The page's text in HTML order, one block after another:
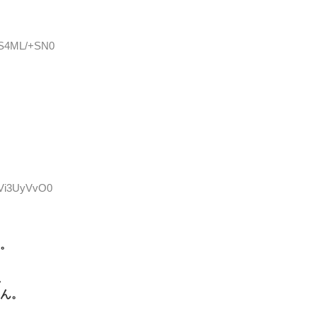
+SN0
。